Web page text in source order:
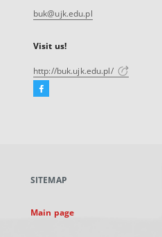
buk@ujk.edu.pl
Visit us!
http://buk.ujk.edu.pl/
Facebook
new
SITEMAP
Main page